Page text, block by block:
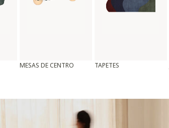
MESAS DE CENTRO TAPETES